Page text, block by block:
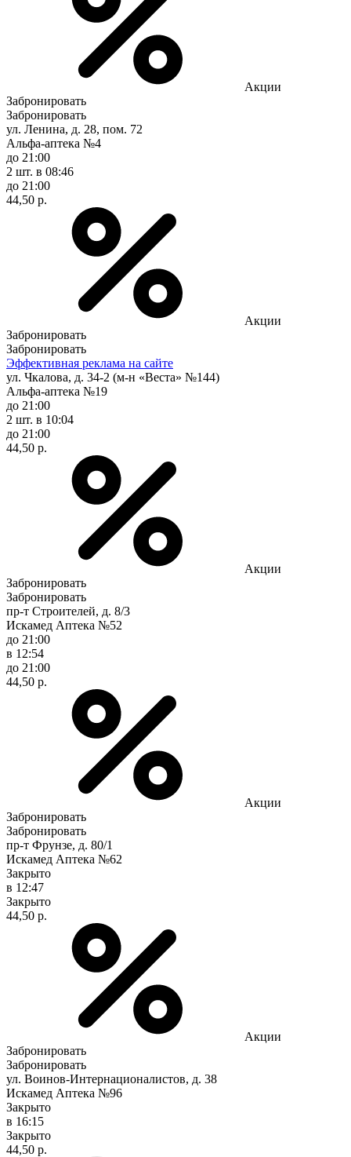
Акции
Забронировать
Забронировать
ул. Ленина, д. 28, пом. 72
Альфа-аптека №4
до 21:00
2 шт. в 08:46
до 21:00
44,50 р.
Акции
Забронировать
Забронировать
Эффективная реклама на сайте
ул. Чкалова, д. 34-2 (м-н «Веста» №144)
Альфа-аптека №19
до 21:00
2 шт. в 10:04
до 21:00
44,50 р.
Акции
Забронировать
Забронировать
пр-т Строителей, д. 8/3
Искамед Аптека №52
до 21:00
в 12:54
до 21:00
44,50 р.
Акции
Забронировать
Забронировать
пр-т Фрунзе, д. 80/1
Искамед Аптека №62
Закрыто
в 12:47
Закрыто
44,50 р.
Акции
Забронировать
Забронировать
ул. Воинов-Интернационалистов, д. 38
Искамед Аптека №96
Закрыто
в 16:15
Закрыто
44,50 р.